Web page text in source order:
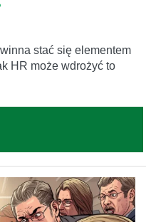
stać się elementem
HR może wdrożyć to